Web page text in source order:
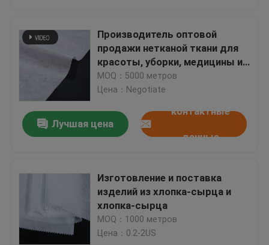
Производитель оптовой
продажи нетканой ткани для
красоты, уборки, медицины и
т.д.
MOQ：5000 метров
Цена：Negotiate
Лучшая цена
контактные
данные
Изготовление и поставка
изделий из хлопка-сырца и
хлопка-сырца
MOQ：1000 метров
Цена：0.2-2US